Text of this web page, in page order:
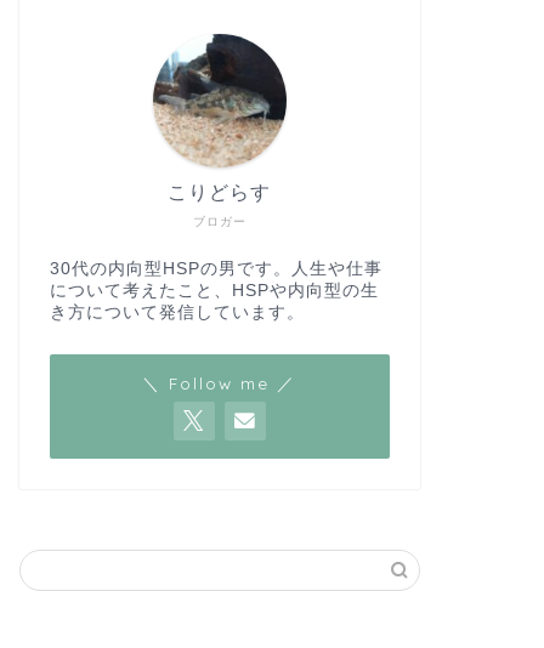
ブロガー
こりどらす
30代の内向型HSPの男です。人生や仕事
について考えたこと、HSPや内向型の生
き方について発信しています。
＼ Follow me ／